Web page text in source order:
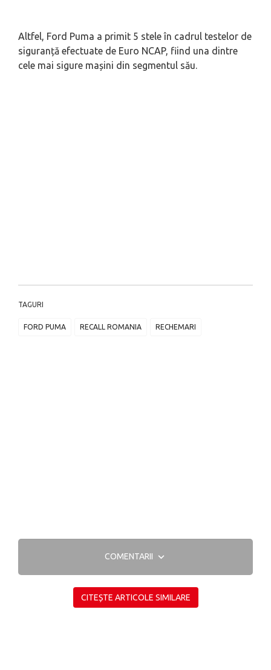
Altfel, Ford Puma a primit 5 stele în cadrul testelor de
siguranță efectuate de Euro NCAP, fiind una dintre
cele mai sigure mașini din segmentul său.
TAGURI
FORD PUMA RECALL ROMANIA RECHEMARI
COMENTARII
CITEȘTE ARTICOLE SIMILARE